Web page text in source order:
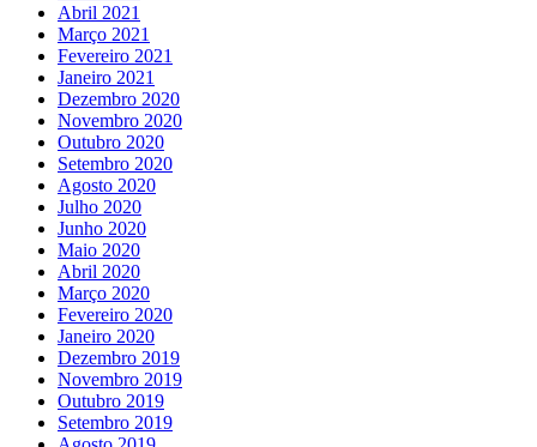
Abril 2021
Março 2021
Fevereiro 2021
Janeiro 2021
Dezembro 2020
Novembro 2020
Outubro 2020
Setembro 2020
Agosto 2020
Julho 2020
Junho 2020
Maio 2020
Abril 2020
Março 2020
Fevereiro 2020
Janeiro 2020
Dezembro 2019
Novembro 2019
Outubro 2019
Setembro 2019